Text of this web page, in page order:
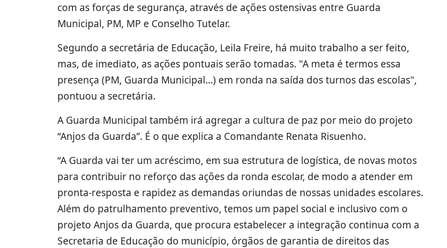
com as forças de segurança, através de ações ostensivas entre Guarda
Municipal, PM, MP e Conselho Tutelar.
Segundo a secretária de Educação, Leila Freire, há muito trabalho a ser feito,
mas, de imediato, as ações pontuais serão tomadas. "A meta é termos essa
presença (PM, Guarda Municipal…) em ronda na saída dos turnos das escolas",
pontuou a secretária.
A Guarda Municipal também irá agregar a cultura de paz por meio do projeto
“Anjos da Guarda”. É o que explica a Comandante Renata Risuenho.
“A Guarda vai ter um acréscimo, em sua estrutura de logística, de novas motos
para contribuir no reforço das ações da ronda escolar, de modo a atender em
pronta-resposta e rapidez as demandas oriundas de nossas unidades escolares.
Além do patrulhamento preventivo, temos um papel social e inclusivo com o
projeto Anjos da Guarda, que procura estabelecer a integração continua com a
Secretaria de Educação do município, órgãos de garantia de direitos das